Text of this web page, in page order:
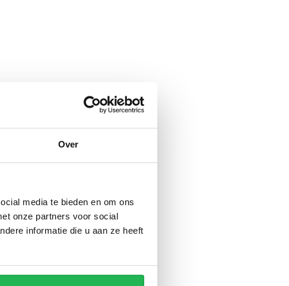
Over
media te bieden en om ons
onze partners voor social
informatie die u aan ze heeft